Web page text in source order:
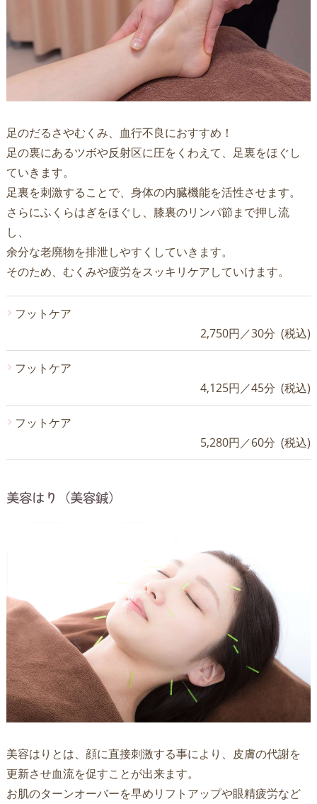
足のだるさやむくみ、血行不良におすすめ！
足の裏にあるツボや反射区に圧をくわえて、足裏をほぐし
ていきます。
足裏を刺激することで、身体の内臓機能を活性させます。
さらにふくらはぎをほぐし、膝裏のリンパ節まで押し流
し、
余分な老廃物を排泄しやすくしていきます。
そのため、むくみや疲労をスッキリケアしていけます。
フットケア
2,750円／30分 (税込)
フットケア
4,125円／45分 (税込)
フットケア
5,280円／60分 (税込)
美容はり（美容鍼）
美容はりとは、顔に直接刺激する事により、皮膚の代謝を
更新させ血流を促すことが出来ます。
お肌のターンオーバーを早めリフトアップや眼精疲労など